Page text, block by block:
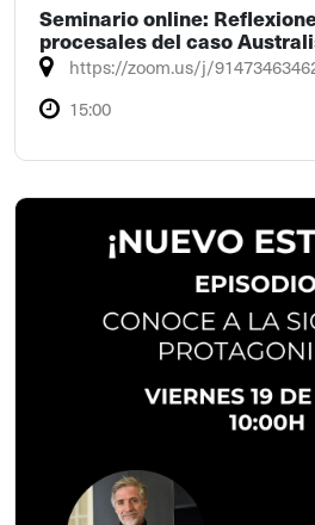
Seminario online:
procesales del caso
https://zoom.us/j/
15:00